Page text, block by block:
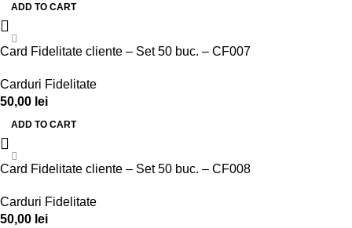
ADD TO CART
Card Fidelitate cliente – Set 50 buc. – CF007
Carduri Fidelitate
50,00 lei
ADD TO CART
Card Fidelitate cliente – Set 50 buc. – CF008
Carduri Fidelitate
50,00 lei